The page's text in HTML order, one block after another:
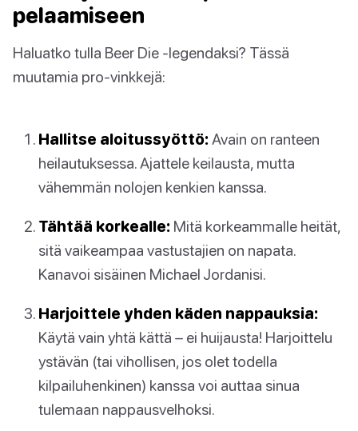
pelaamiseen
Haluatko tulla Beer Die -legendaksi? Tässä
muutamia pro-vinkkejä:
Hallitse aloitussyöttö: Avain on ranteen
heilautuksessa. Ajattele keilausta, mutta
vähemmän nolojen kenkien kanssa.
Tähtää korkealle: Mitä korkeammalle heität,
sitä vaikeampaa vastustajien on napata.
Kanavoi sisäinen Michael Jordanisi.
Harjoittele yhden käden nappauksia:
Käytä vain yhtä kättä – ei huijausta! Harjoittelu
ystävän (tai vihollisen, jos olet todella
kilpailuhenkinen) kanssa voi auttaa sinua
tulemaan nappausvelhoksi.